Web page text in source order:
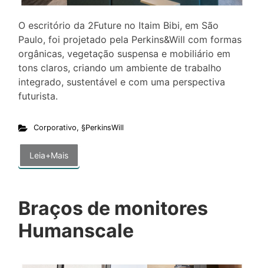
O escritório da 2Future no Itaim Bibi, em São
Paulo, foi projetado pela Perkins&Will com formas
orgânicas, vegetação suspensa e mobiliário em
tons claros, criando um ambiente de trabalho
integrado, sustentável e com uma perspectiva
futurista.
Corporativo, §PerkinsWill
Leia+Mais
Braços de monitores
Humanscale